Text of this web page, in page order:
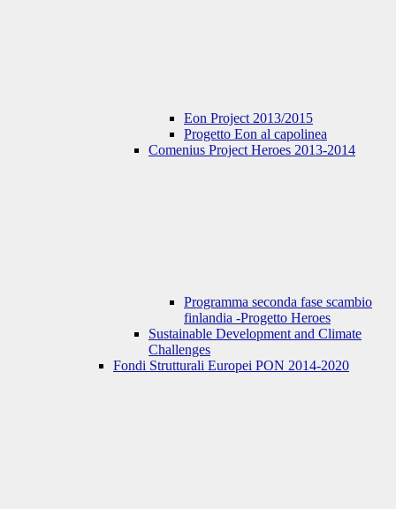
Eon Project 2013/2015
Progetto Eon al capolinea
Comenius Project Heroes 2013-2014
Programma seconda fase scambio
finlandia -Progetto Heroes
Sustainable Development and Climate
Challenges
Fondi Strutturali Europei PON 2014-2020